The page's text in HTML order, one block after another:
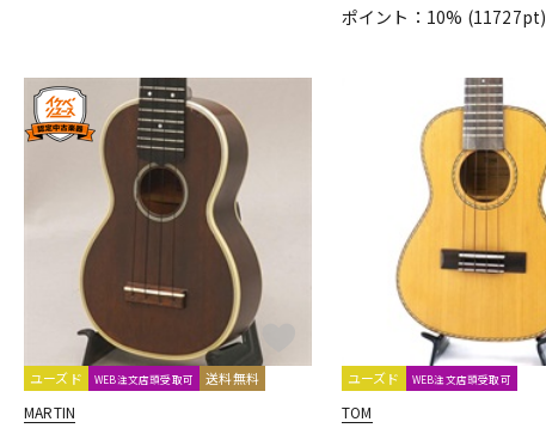
ポイント：10% (11727pt)
ユーズド WEB注文店頭受取可 送料無料
MARTIN
ユーズド WEB注文店頭受取可
TOM